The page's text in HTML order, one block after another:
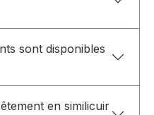
sont disponibles
en similicuir